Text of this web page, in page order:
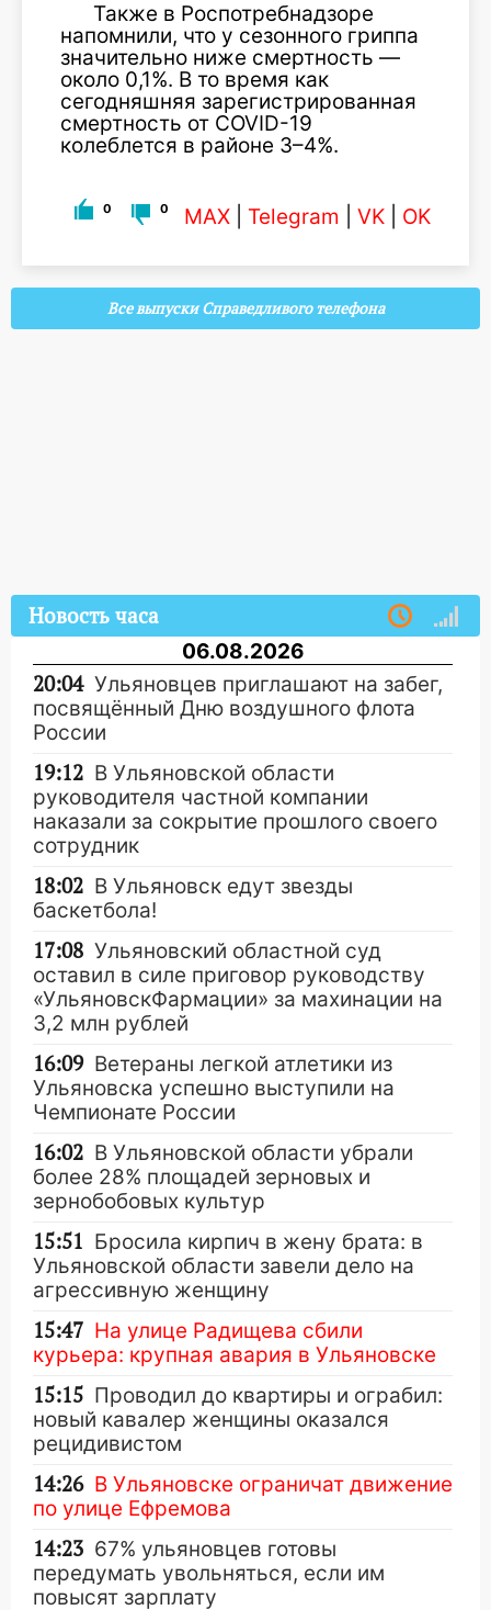
Также в Роспотребнадзоре
напомнили, что у сезонного гриппа
значительно ниже смертность —
около 0,1%. В то время как
сегодняшняя зарегистрированная
смертность от COVID-19
колеблется в районе 3–4%.
0 0 MAX Telegram VK OK
Все выпуски Справедливого телефона
Новость часа
06.08.2026
20:04 Ульяновцев приглашают на забег,
посвящённый Дню воздушного флота
России
19:12 В Ульяновской области
руководителя частной компании
наказали за сокрытие прошлого своего
сотрудник
18:02 В Ульяновск едут звезды
баскетбола!
17:08 Ульяновский областной суд
оставил в силе приговор руководству
«УльяновскФармации» за махинации на
3,2 млн рублей
16:09 Ветераны легкой атлетики из
Ульяновска успешно выступили на
Чемпионате России
16:02 В Ульяновской области убрали
более 28% площадей зерновых и
зернобобовых культур
15:51 Бросила кирпич в жену брата: в
Ульяновской области завели дело на
агрессивную женщину
15:47 На улице Радищева сбили
курьера: крупная авария в Ульяновске
15:15 Проводил до квартиры и ограбил:
новый кавалер женщины оказался
рецидивистом
14:26 В Ульяновске ограничат движение
по улице Ефремова
14:23 67% ульяновцев готовы
передумать увольняться, если им
повысят зарплату